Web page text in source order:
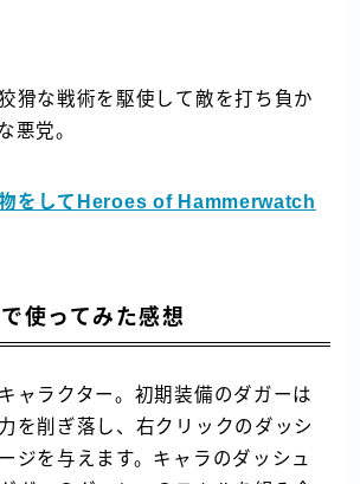
猾な戦術を駆使して敵を打ち負か
悪党。
をしてHeroes of Hammerwatch
使ってみた感想
ャラクター。初期装備のダガーは
を削ぎ落し、右クリックのダッシ
ジを与えます。キャラのダッシュ